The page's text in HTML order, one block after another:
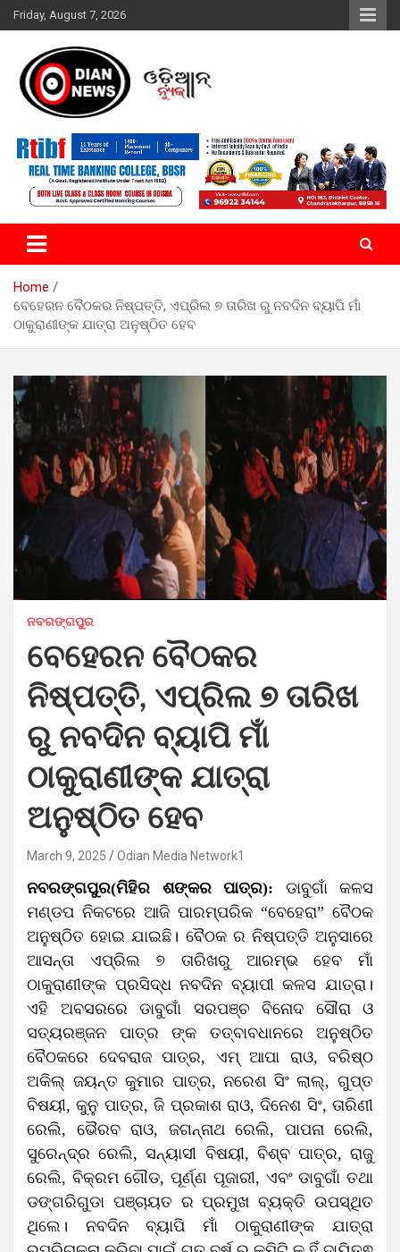
Skip
to
Friday, August 7, 2026
ଓଡିଆନ୍ ନ୍ୟୁଜ
Home
ବେହେରନ ବୈଠକର ନିଷ୍ପତ୍ତି, ଏପ୍ରିଲ ୭ ତାରିଖ ରୁ ନବଦିନ ବ୍ୟାପି ମାଁ
ଠାକୁରାଣୀଙ୍କ ଯାତ୍ରା ଅନୁଷ୍ଠିତ ହେବ
ନବରଙ୍ଗପୁର
ବେହେରନ ବୈଠକର
ନିଷ୍ପତ୍ତି, ଏପ୍ରିଲ ୭ ତାରିଖ
ରୁ ନବଦିନ ବ୍ୟାପି ମାଁ
ଠାକୁରାଣୀଙ୍କ ଯାତ୍ରା
ଅନୁଷ୍ଠିତ ହେବ
March 9, 2025 Odian Media Network1
ନବରଙ୍ଗପୁର(ମିହିର ଶଙ୍କର ପାତ୍ର): ଡାବୁଗାଁ କଳସ
ମଣ୍ଡପ ନିକଟରେ ଆଜି ପାରମ୍ପରିକ “ବେହେରା” ବୈଠକ
ଅନୁଷ୍ଠିତ ହୋଇ ଯାଇଛି। ବୈଠକ ର ନିଷ୍ପତ୍ତି ଅନୁସାରେ
ଆସନ୍ତା ଏପ୍ରିଲ ୭ ତାରିଖରୁ ଆରମ୍ଭ ହେବ ମାଁ
ଠାକୁରାଣୀଙ୍କ ପ୍ରସିଦ୍ଧ ନବଦିନ ବ୍ୟାପୀ କଳସ ଯାତ୍ରା।
ଏହି ଅବସରରେ ଡାବୁଗାଁ ସରପଞ୍ଚ ବିନୋଦ ସୌରା ଓ
ସତ୍ୟରଞ୍ଜନ ପାତ୍ର ଙ୍କ ତତ୍ବାବଧାନରେ ଅନୁଷ୍ଠିତ
ବୈଠକରେ ଦେବରାଜ ପାତ୍ର, ଏମ୍ ଆପା ରାଓ, ବରିଷ୍ଠ
ଅକିଲ୍ ଜୟନ୍ତ କୁମାର ପାତ୍ର, ନରେଶ ସିଂ ଲାଲ୍, ଗୁପ୍ତ
ବିଷୟୀ, କୁନୁ ପାତ୍ର, ଜି ପ୍ରକାଶ ରାଓ, ଦିନେଶ ସିଂ, ତାରିଣୀ
ରେଲି, ଭୈରବ ରାଓ, ଜଗନ୍ନାଥ ରେଲି, ପାପନା ରେଲି,
ସୁରେନ୍ଦ୍ର ରେଲି, ସନ୍ୟାସୀ ବିଷୟୀ, ବିଶ୍ବ ପାତ୍ର, ରାଜୁ
ରେଲି, ବିକ୍ରମ ଗୌଡ, ପୂର୍ଣ୍ଣ ପୂଜାରୀ, ଏବଂ ଡାବୁଗାଁ ତଥା
ଡଙ୍ଗରିଗୁଡା ପଞ୍ଚାୟତ ର ପ୍ରମୁଖ ବ୍ୟକ୍ତି ଉପସ୍ଥିତ
ଥିଲେ। ନବଦିନ ବ୍ୟାପି ମାଁ ଠାକୁରାଣୀଙ୍କ ଯାତ୍ରା